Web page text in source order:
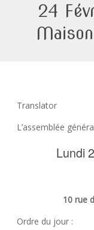
24
Translator
L’assemblée
Lundi
10 rue
Ordre du jour :